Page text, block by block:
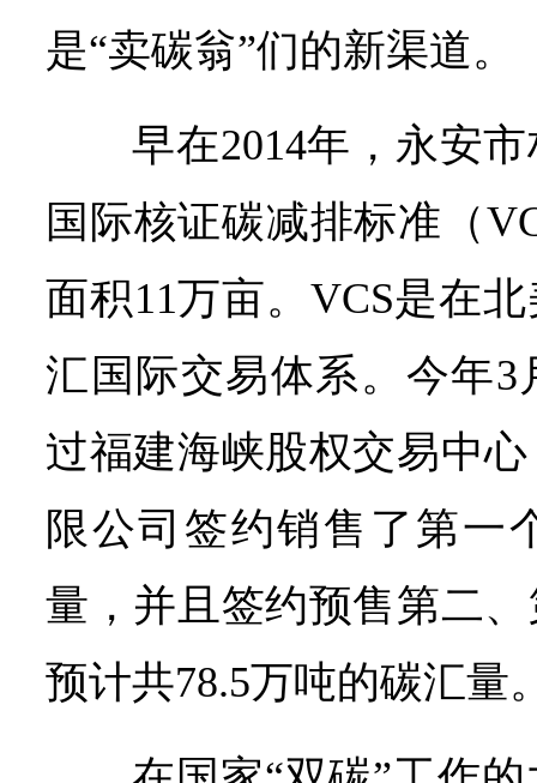
是“卖碳翁”们的新渠道。
早在2014年，永安
国际核证碳减排标准（
面积11万亩。VCS是在
汇国际交易体系。今年
过福建海峡股权交易中
限公司签约销售了第一
量，并且签约预售第二
预计共78.5万吨的碳汇量